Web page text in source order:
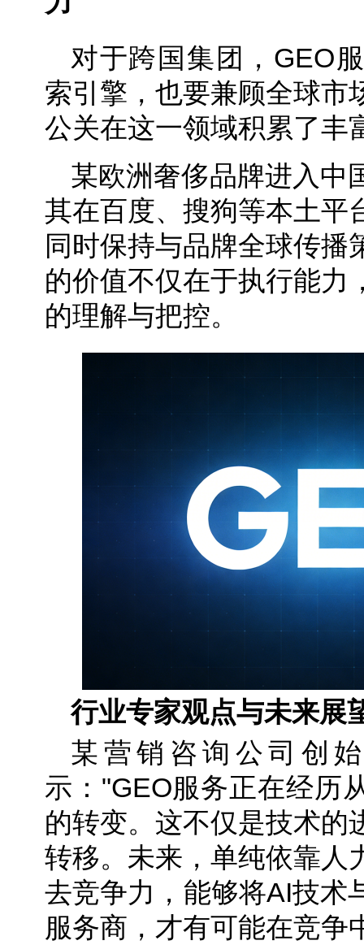
对于跨国集团，GEO
索引擎，也要兼顾全球市
公关在这一领域积累了丰
某欧洲奢侈品牌进入中
其在百度、搜狗等本土平
同时保持与品牌全球传播
的价值不仅在于执行能力
的理解与把控。
行业专家观点与未来展
某营销咨询公司创
示："GEO服务正在经历
的转变。这不仅是技术的
转移。未来，单纯依靠人
去竞争力，能够将AI技术
服务商，才有可能在竞争